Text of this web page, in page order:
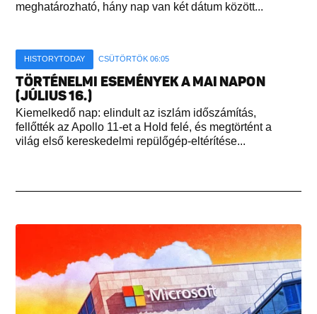
meghatározható, hány nap van két dátum között...
HISTORYTODAY CSÜTÖRTÖK 06:05
TÖRTÉNELMI ESEMÉNYEK A MAI NAPON
(JÚLIUS 16.)
Kiemelkedő nap: elindult az iszlám időszámítás,
fellőtték az Apollo 11-et a Hold felé, és megtörtént a
világ első kereskedelmi repülőgép-eltérítése...